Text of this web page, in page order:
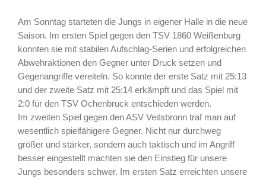
Am Sonntag starteten die Jungs in eigener Halle in die neue
Saison. Im ersten Spiel gegen den TSV 1860 Weißenburg
konnten sie mit stabilen Aufschlag-Serien und erfolgreichen
Abwehraktionen den Gegner unter Druck setzen und
Gegenangriffe vereiteln. So konnte der erste Satz mit 25:13
und der zweite Satz mit 25:14 erkämpft und das Spiel mit
2:0 für den TSV Ochenbruck entschieden werden.
Im zweiten Spiel gegen den ASV Veitsbronn traf man auf
wesentlich spielfähigere Gegner. Nicht nur durchweg
größer und stärker, sondern auch taktisch und im Angriff
besser eingestellt machten sie den Einstieg für unsere
Jungs besonders schwer. Im ersten Satz erreichten unsere